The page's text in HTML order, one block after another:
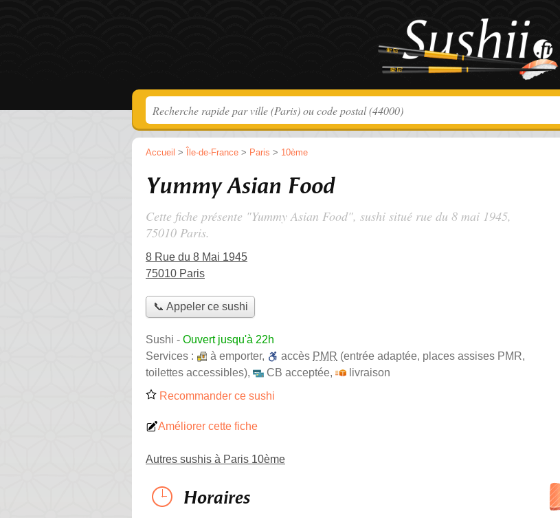
Accueil > Île-de-France > Paris > 10ème
Yummy Asian Food
Cette fiche présente "Yummy Asian Food", sushi situé rue du 8 mai 1945,
75010 Paris.
8 Rue du 8 Mai 1945
75010 Paris
📞 Appeler ce sushi
Sushi - Ouvert jusqu'à 22h
Services :
à emporter, accès PMR (entrée adaptée, places assises PMR,
toilettes accessibles), CB acceptée,
livraison
Recommander ce sushi
Améliorer cette fiche
Autres sushis à Paris 10ème
Horaires